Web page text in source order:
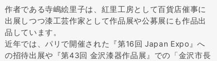
作者である寺嶋絵里子は、紅里工房として百貨店催事に
出展しつつ漆工芸作家として作品展や公募展にも作品出
品しています。
近年では、パリで開催された『第16回 Japan Expo』へ
の招待出展や『第43回 金沢漆器作品展』での「金沢市長